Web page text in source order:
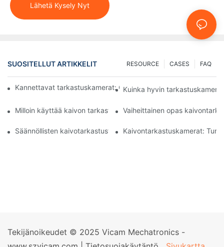
Lähetä Kysely Nyt
SUOSITELLUT ARTIKKELIT FAQ
CASES
RESOURCE
Kannettavat tarkastuskamerat: Olennaisia ​​työkaluja
Kuinka hyvin
Milloin käyttää kaivon tarkastuskameraa: Keskeiset indikaattorit
Vaiheittainen opas
Säännöllisten kaivotarkastusten merkitys erikoiskameroilla
Kaivontarkastuskamerat:
Tekijänoikeudet © 2025 Vicam Mechatronics -